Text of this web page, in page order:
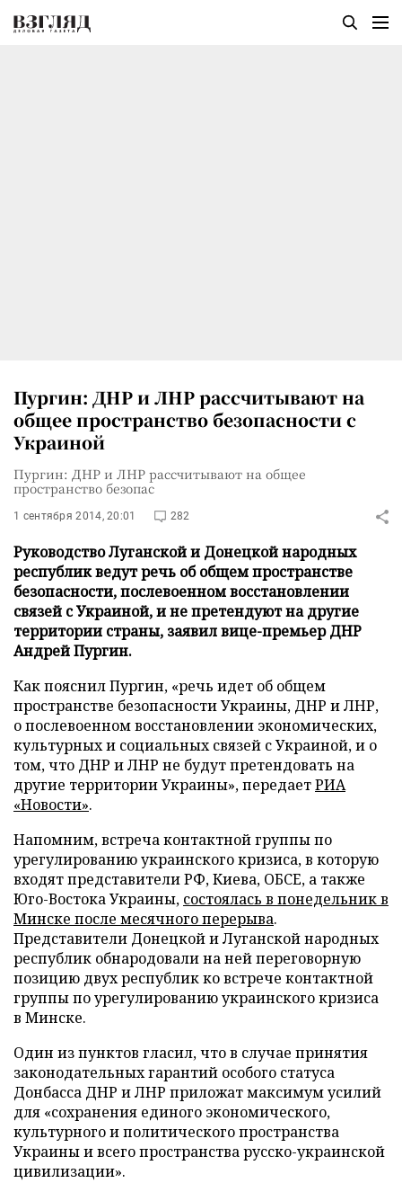
Пургин: ДНР и ЛНР рассчитывают на
общее пространство безопасности с
Украиной
Пургин: ДНР и ЛНР рассчитывают на общее
пространство безопас
1 сентября 2014, 20:01 282
Руководство Луганской и Донецкой народных
республик ведут речь об общем пространстве
безопасности, послевоенном восстановлении
связей с Украиной, и не претендуют на другие
территории страны, заявил вице-премьер ДНР
Андрей Пургин.
Как пояснил Пургин, «речь идет об общем
пространстве безопасности Украины, ДНР и ЛНР,
о послевоенном восстановлении экономических,
культурных и социальных связей с Украиной, и о
том, что ДНР и ЛНР не будут претендовать на
другие территории Украины», передаетРИА
«Новости».
Напомним, встреча контактной группы по
урегулированию украинского кризиса, в которую
входят представители РФ, Киева, ОБСЕ, а также
Юго-Востока Украины, состоялась в понедельник в
Минске после месячного перерыва.
Представители Донецкой и Луганской народных
республик обнародовали на ней переговорную
позицию двух республик ко встрече контактной
группы по урегулированию украинского кризиса
в Минске.
Один из пунктов гласил, что в случае принятия
законодательных гарантий особого статуса
Донбасса ДНР и ЛНР приложат максимум усилий
для «сохранения единого экономического,
культурного и политического пространства
Украины и всего пространства русско-украинской
цивилизации».